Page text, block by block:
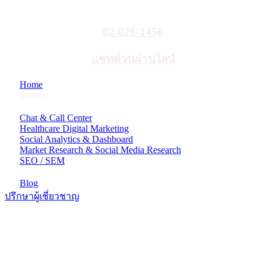
Home
Chat & Call Center
Healthcare Digital Marketing
Social Analytics & Dashboard
Market Research & Social Media Research
SEO / SEM
Blog
ปรึกษาผู้เชี่ยวชาญ